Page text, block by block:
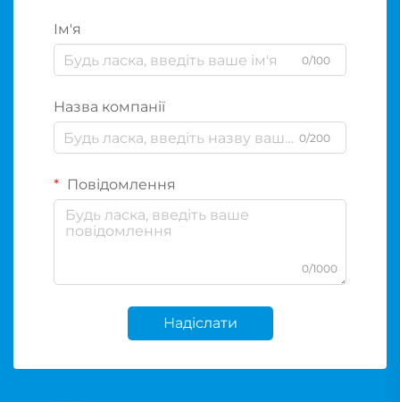
Ім'я
0/100
Назва компанії
0/200
Повідомлення
0/1000
Надіслати